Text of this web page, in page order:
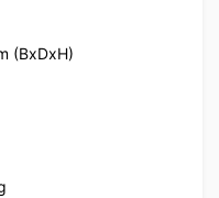
(BxDxH)